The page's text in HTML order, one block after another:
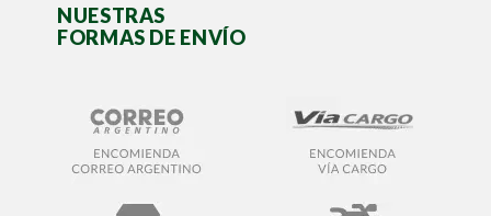
NUESTRAS
FORMAS DE ENVÍO